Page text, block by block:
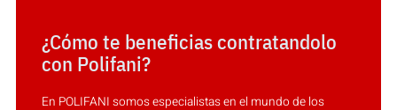
¿Cómo te beneficias contratandolo
con Polifani?
En POLIFANI somos especialistas en el mundo de los